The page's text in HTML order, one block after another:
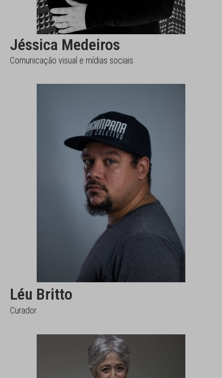
Jéssica Medeiros
Comunicação visual e mídias sociais
Léu Britto
Curador